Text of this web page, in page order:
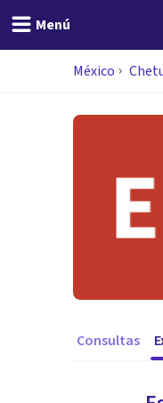
Menú
México
Consultas